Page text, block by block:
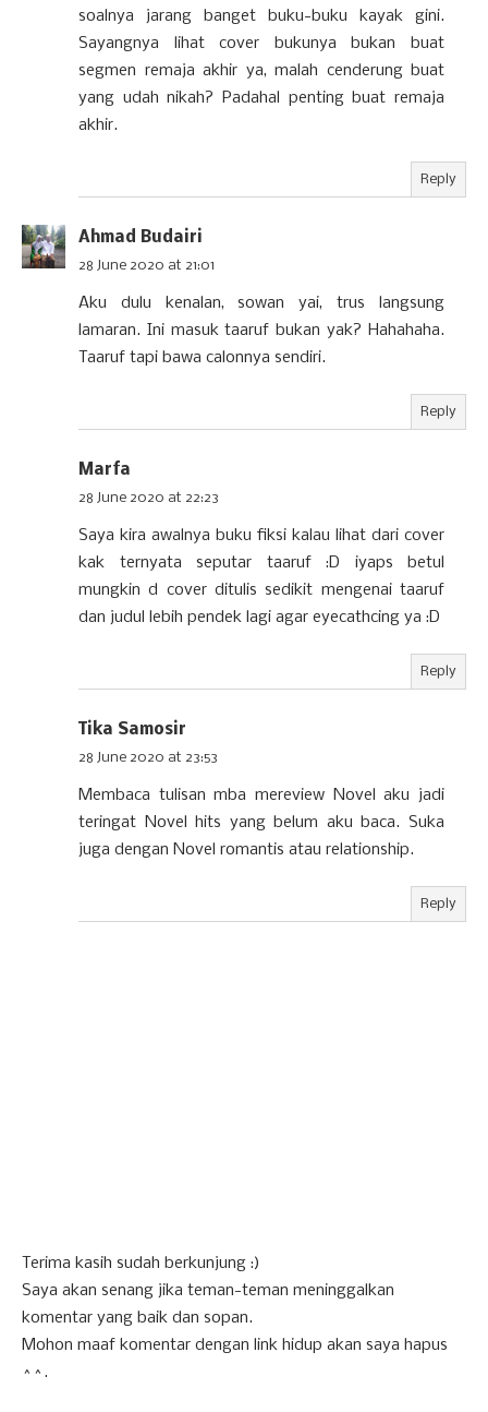
soalnya jarang banget buku-buku kayak gini.
Sayangnya lihat cover bukunya bukan buat
segmen remaja akhir ya, malah cenderung buat
yang udah nikah? Padahal penting buat remaja
akhir.
Reply
Ahmad Budairi
28 June 2020 at 21:01
Aku dulu kenalan, sowan yai, trus langsung
lamaran. Ini masuk taaruf bukan yak? Hahahaha.
Taaruf tapi bawa calonnya sendiri.
Reply
Marfa
28 June 2020 at 22:23
Saya kira awalnya buku fiksi kalau lihat dari cover
kak ternyata seputar taaruf :D iyaps betul
mungkin d cover ditulis sedikit mengenai taaruf
dan judul lebih pendek lagi agar eyecathcing ya :D
Reply
Tika Samosir
28 June 2020 at 23:53
Membaca tulisan mba mereview Novel aku jadi
teringat Novel hits yang belum aku baca. Suka
juga dengan Novel romantis atau relationship.
Reply
Terima kasih sudah berkunjung :)
Saya akan senang jika teman-teman meninggalkan
komentar yang baik dan sopan.
Mohon maaf komentar dengan link hidup akan saya hapus
^^.